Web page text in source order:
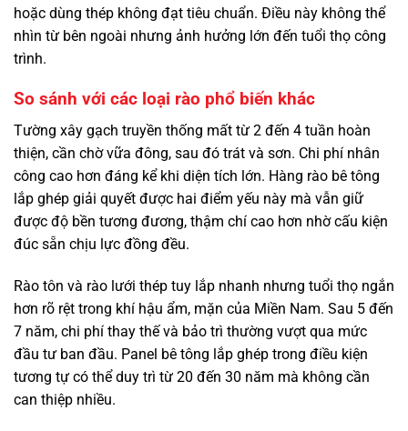
hoặc dùng thép không đạt tiêu chuẩn. Điều này không thể
nhìn từ bên ngoài nhưng ảnh hưởng lớn đến tuổi thọ công
trình.
So sánh với các loại rào phổ biến khác
Tường xây gạch truyền thống mất từ 2 đến 4 tuần hoàn
thiện, cần chờ vữa đông, sau đó trát và sơn. Chi phí nhân
công cao hơn đáng kể khi diện tích lớn. Hàng rào bê tông
lắp ghép giải quyết được hai điểm yếu này mà vẫn giữ
được độ bền tương đương, thậm chí cao hơn nhờ cấu kiện
đúc sẵn chịu lực đồng đều.
Rào tôn và rào lưới thép tuy lắp nhanh nhưng tuổi thọ ngắn
hơn rõ rệt trong khí hậu ẩm, mặn của Miền Nam. Sau 5 đến
7 năm, chi phí thay thế và bảo trì thường vượt qua mức
đầu tư ban đầu. Panel bê tông lắp ghép trong điều kiện
tương tự có thể duy trì từ 20 đến 30 năm mà không cần
can thiệp nhiều.